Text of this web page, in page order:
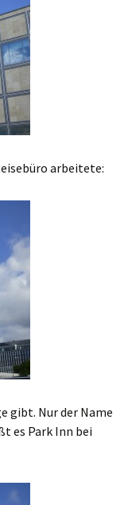
arbeitete:
gibt. Nur der Name
es Park Inn bei